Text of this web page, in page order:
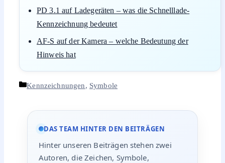
PD 3.1 auf Ladegeräten – was die Schnelllade-
Kennzeichnung bedeutet
AF-S auf der Kamera – welche Bedeutung der
Hinweis hat
Kategorien
Kennzeichnungen, Symbole
DAS TEAM HINTER DEN BEITRÄGEN
Hinter unseren Beiträgen stehen zwei
Autoren, die Zeichen, Symbole,